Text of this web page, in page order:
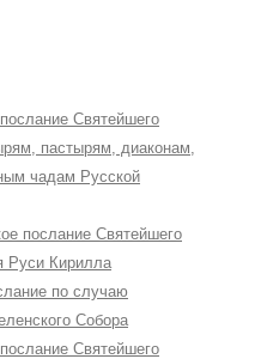
Святейшего
пастырям, диаконам,
чадам Русской
послание Святейшего
Руси Кирилла
по случаю
Собора
Святейшего